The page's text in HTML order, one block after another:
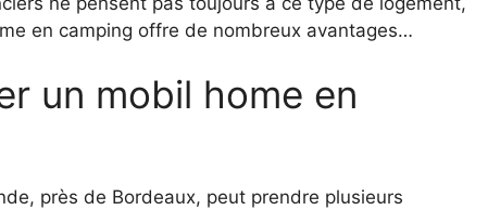
en camping offre de nombreux avantages…
un mobil home en
près de Bordeaux, peut prendre plusieurs